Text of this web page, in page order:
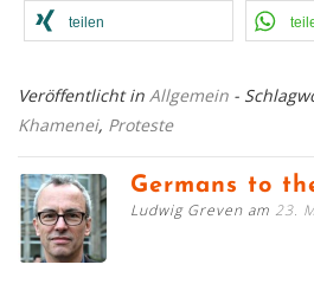
teilen
Veröffentlicht in Allgemein -
Khamenei, Proteste
Germans to
Ludwig Greven am 23.